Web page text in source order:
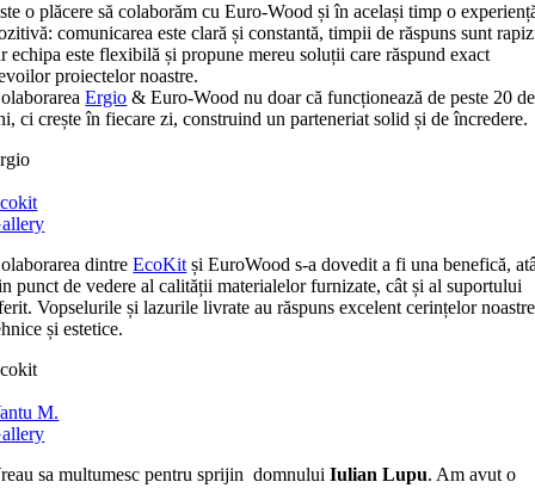
o plăcere să colaborăm cu Euro-Wood și în același timp o
comunicarea este clară și constantă, timpii de răspuns sunt
echipa este flexibilă și propune mereu soluții care răspund exact
proiectelor noastre.
Ergio & Euro-Wood nu doar că funcționează de peste 20 de
ci crește în fiecare zi, construind un parteneriat solid și de încredere.
dintreEcoKit și EuroWood s-a dovedit a fi una benefică,
punct de vedere al calității materialelor furnizate, cât și al suportului
Vopselurile și lazurile livrate au răspuns excelent cerințelor noastre
și estetice.
M.
sa multumesc pentru sprijin domnuluiIulian Lupu. Am avut o